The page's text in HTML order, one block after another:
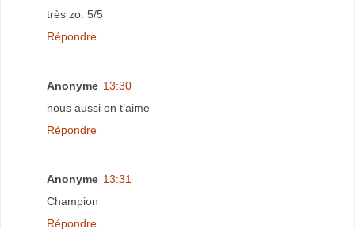
très zo. 5/5
Répondre
Anonyme 13:30
nous aussi on t’aime
Répondre
Anonyme 13:31
Champion
Répondre